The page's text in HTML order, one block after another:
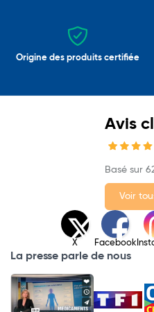
Origine des produits certifiée
Avis
Basé sur
Voir
X Facebook
La presse parle de nous